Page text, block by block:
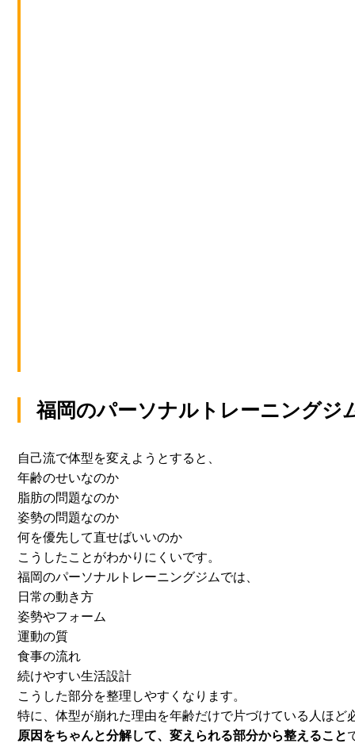
福岡のパーソナルトレーニングジ
自己流で体型を変えようとすると、
年齢のせいなのか
脂肪の問題なのか
姿勢の問題なのか
何を優先して直せばいいのか
こうしたことがわかりにくいです。
福岡のパーソナルトレーニングジムでは、
日常の動き方
姿勢やフォーム
運動の質
食事の流れ
続けやすい生活設計
こうした部分を整理しやすくなります。
特に、体型が崩れた理由を年齢だけで片づけている人ほど
原因をちゃんと分解して、変えられる部分から整えること